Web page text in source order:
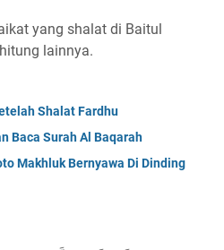
yang shalat di Baitul
lainnya.
Shalat Fardhu
Baca Surah Al Baqarah
Makhluk Bernyawa Di Dinding